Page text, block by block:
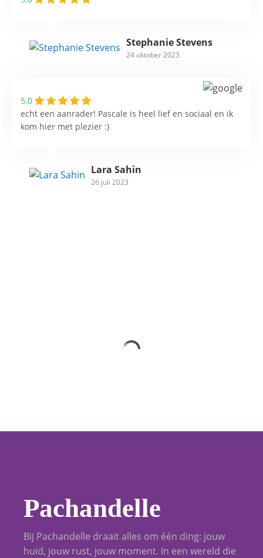
Stephanie Stevens
24 oktober 2023
5.0
echt een aanrader! Pascale is heel lief en sociaal en ik
kom hier met plezier :)
Lara Sahin
26 juli 2023
Pachandelle
Bij Pachandelle draait alles om één ding: jouw
huid, jouw rust, jouw moment. In een wereld die